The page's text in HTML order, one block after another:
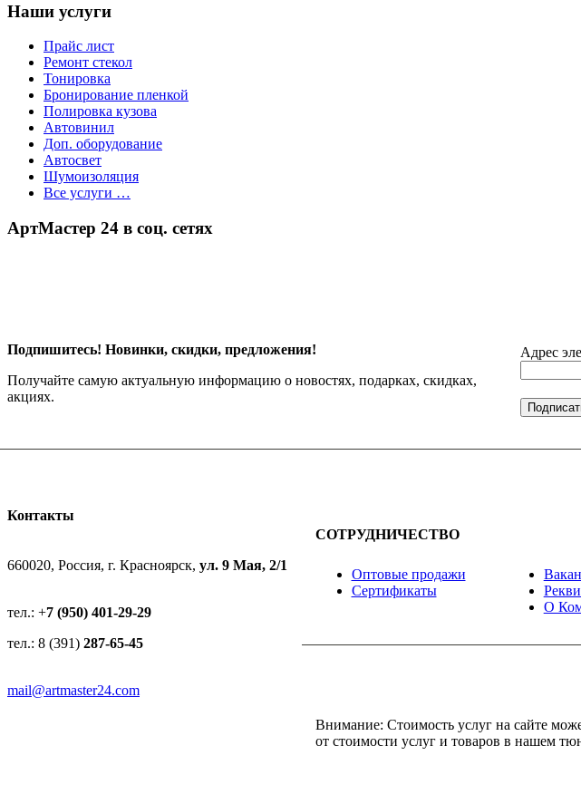
Наши услуги
Прайс лист
Ремонт стекол
Тонировка
Бронирование пленкой
Полировка кузова
Автовинил
Доп. оборудование
Автосвет
Шумоизоляция
Все услуги …
АртМастер 24 в соц. сетях
Подпишитесь! Новинки, скидки, предложения!
Получайте самую актуальную информацию о новостях, подарках, скидках,
акциях.
Адрес
Контакты
660020, Россия, г. Красноярск, ул. 9 Мая, 2/1
тел.: +7 (950) 401-29-29
тел.: 8 (391) 287-65-45
mail@artmaster24.com
СОТРУДНИЧЕСТВО
Оптовые продажи
Сертификаты
О
Внимание: Стоимость услуг на сайте
от стоимости услуг и товаров в нашем